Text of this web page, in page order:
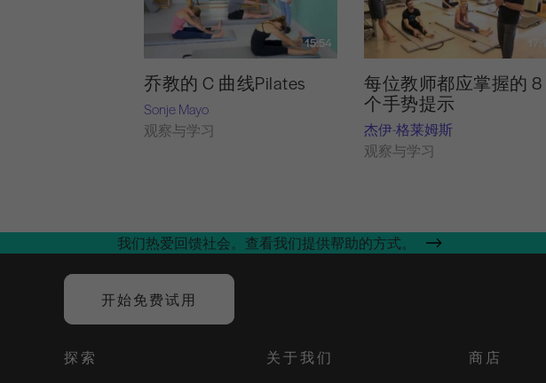
15:54
乔教的 C 曲线Pilates
Sonje Mayo
观察与学习
17:17
每位教师都应掌握的 8
个手势提示
杰伊-格莱姆斯
观察与学习
我们热爱回馈社会。查看我们提供帮助的方式。
开始免费试用
探索 关于我们 商店